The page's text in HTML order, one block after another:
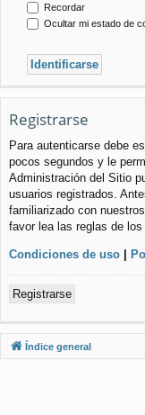
Recordar
Ocultar mi estado de
Registrarse
Para autenticarse debe
pocos segundos y le
Administración del Sitio
usuarios registrados.
familiarizado con
favor lea las reglas de
Condiciones de uso |
Registrarse
Índice general